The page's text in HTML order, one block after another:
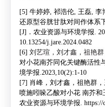
[5] 牛婷婷, 祁浩伦, 王磊, 李
还原型谷胱甘肽对间作体系
[J] ．农业资源与环境学报 .
10.13254/j.jare.2024.0482
[6] 刘艺瑄，刘才鑫，祖艳群
对小花南芥同化关键酶活性
境学报 .2023,10(2):1-10
[7] 肖峰，刘才鑫，祖艳群，
喷施吲哚乙酸对小花 南芥和
农业资源与环境学报 .